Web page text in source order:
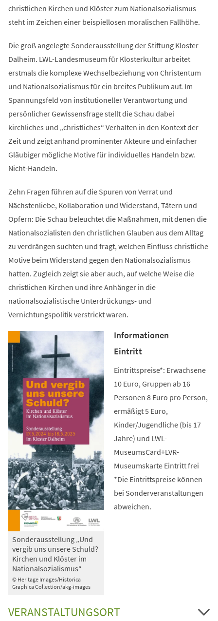
christlichen Kirchen und Klöster zum Nationalsozialismus
steht im Zeichen einer beispiellosen moralischen Fallhöhe.
Die groß angelegte Sonderausstellung der Stiftung Kloster
Dalheim. LWL-Landesmuseum für Klosterkultur arbeitet
erstmals die komplexe Wechselbeziehung von Christentum
und Nationalsozialismus für ein breites Publikum auf. Im
Spannungsfeld von institutioneller Verantwortung und
persönlicher Gewissensfrage stellt die Schau dabei
kirchliches und „christliches“ Verhalten in den Kontext der
Zeit und zeigt anhand prominenter Akteure und einfacher
Gläubiger mögliche Motive für individuelles Handeln bzw.
Nicht-Handeln.
Zehn Fragen führen auf die Spuren von Verrat und
Nächstenliebe, Kollaboration und Widerstand, Tätern und
Opfern: Die Schau beleuchtet die Maßnahmen, mit denen die
Nationalsozialisten den christlichen Glauben aus dem Alltag
zu verdrängen suchten und fragt, welchen Einfluss christliche
Motive beim Widerstand gegen den Nationalsozialismus
hatten. Zugleich zeigt sie aber auch, auf welche Weise die
christlichen Kirchen und ihre Anhänger in die
nationalsozialistische Unterdrückungs- und
Vernichtungspolitik verstrickt waren.
© Heritage Images/Historica
Graphica Collection/akg-images
Sonderausstellung „Und
vergib uns unsere Schuld?
Kirchen und Klöster im
Nationalsozialismus“
Informationen
Eintritt
Eintrittspreise*: Erwachsene
10 Euro, Gruppen ab 16
Personen 8 Euro pro Person,
ermäßigt 5 Euro,
Kinder/Jugendliche (bis 17
Jahre) und LWL-
MuseumsCard+LVR-
Museumskarte Eintritt frei
*Die Eintrittspreise können
bei Sonderveranstaltungen
abweichen.
VERANSTALTUNGSORT